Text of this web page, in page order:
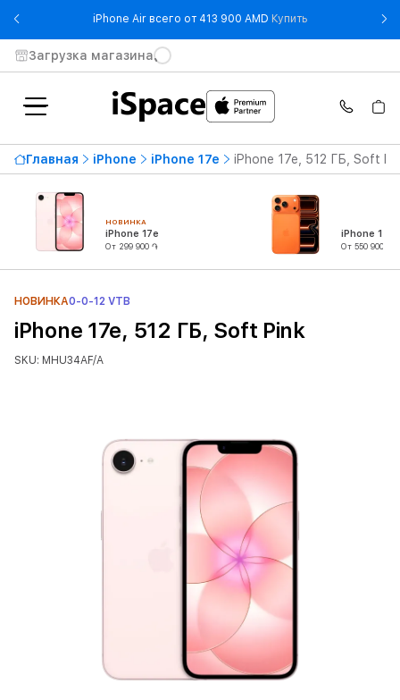
iPhone Air всего от 413 900 AMD Купить- iPhone Air
Загрузка магазина
Главная iPhone iPhone 17e iPhone 17e, 512 ГБ, Soft
НОВИНКА
iPhone 17e
От 299 900 ֏
iPhone 17
От 550 900 ֏
НОВИНКА0-0-12 VTB
iPhone 17e, 512 ГБ, Soft Pink
SKU: MHU34AF/A